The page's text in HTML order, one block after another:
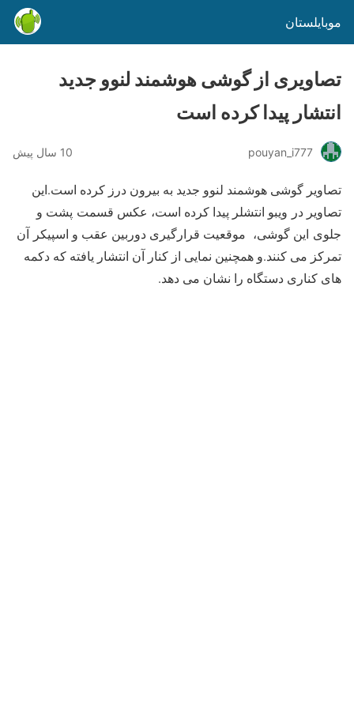
موبایلستان
تصاویری از گوشی هوشمند لنوو جدید
انتشار پیدا کرده است
pouyan_i777 10 سال پیش
تصاویر گوشی هوشمند لنوو جدید به بیرون درز کرده است.این
تصاویر در ویبو انتشلر پیدا کرده است، عکس قسمت پشت و
جلوی این گوشی، موقعیت قرارگیری دوربین عقب و اسپیکر آن
تمرکز می کنند.و همچنین نمایی از کنار آن انتشار یافته که دکمه
های کناری دستگاه را نشان می دهد.